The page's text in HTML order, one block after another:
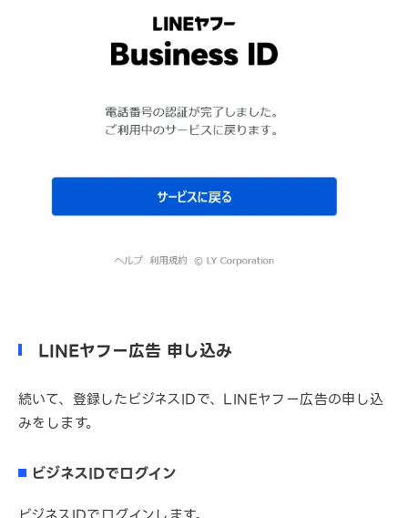
LINEヤフー広告 申し込み
続いて、登録したビジネスIDで、LINEヤフー広告の申し込
みをします。
ビジネスIDでログイン